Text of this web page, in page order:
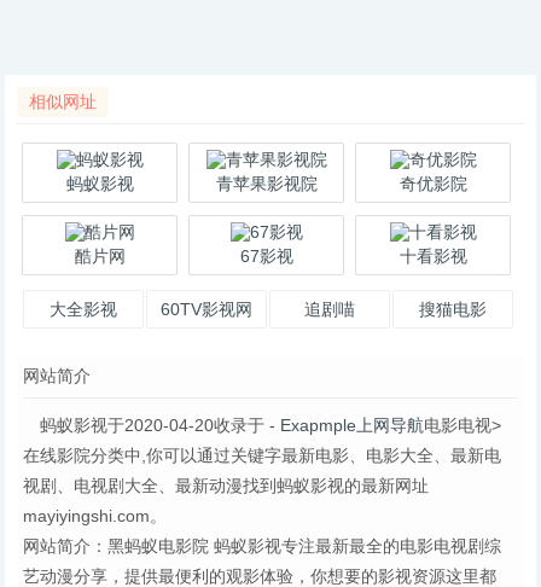
相似网址
蚂蚁影视 青苹果影视院 奇优影院
酷片网 67影视 十看影视
大全影视 60TV影视网 追剧喵 搜猫电影
网站简介
蚂蚁影视于2020-04-20收录于 - Exapmple上网导航电影电视>
在线影院分类中,你可以通过关键字最新电影、电影大全、最新电
视剧、电视剧大全、最新动漫找到蚂蚁影视的最新网址
mayiyingshi.com。
网站简介：黑蚂蚁电影院 蚂蚁影视专注最新最全的电影电视剧综
艺动漫分享，提供最便利的观影体验，你想要的影视资源这里都